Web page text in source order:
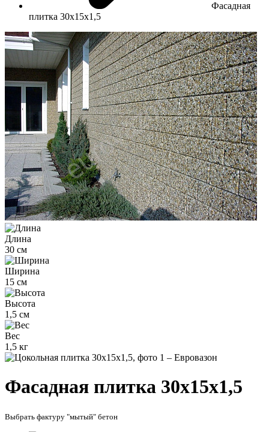
Фасадная
плитка 30х15х1,5
Длина
30 см
Ширина
15 см
Высота
1,5 см
Вес
1,5 кг
Фасадная плитка 30х15х1,5
Выбрать фактуру "мытый" бетон